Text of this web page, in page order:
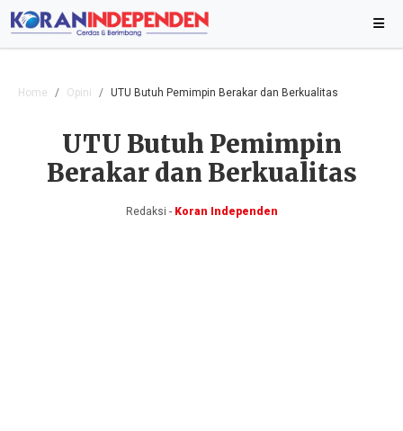
Home Opini UTU Butuh Pemimpin Berakar dan Berkualitas
UTU Butuh Pemimpin
Berakar dan Berkualitas
Redaksi -Koran Independen